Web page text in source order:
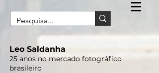
Leo Saldanha
25 anos no mercado fotográfico
brasileiro